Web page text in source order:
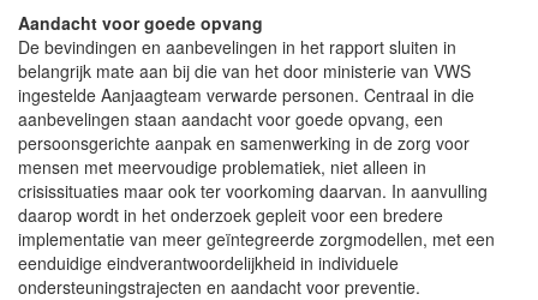
Aandacht voor goede opvang
De bevindingen en aanbevelingen in het rapport sluiten in
belangrijk mate aan bij die van het door ministerie van VWS
ingestelde Aanjaagteam verwarde personen. Centraal in die
aanbevelingen staan aandacht voor goede opvang, een
persoonsgerichte aanpak en samenwerking in de zorg voor
mensen met meervoudige problematiek, niet alleen in
crisissituaties maar ook ter voorkoming daarvan. In aanvulling
daarop wordt in het onderzoek gepleit voor een bredere
implementatie van meer geïntegreerde zorgmodellen, met een
eenduidige eindverantwoordelijkheid in individuele
ondersteuningstrajecten en aandacht voor preventie.